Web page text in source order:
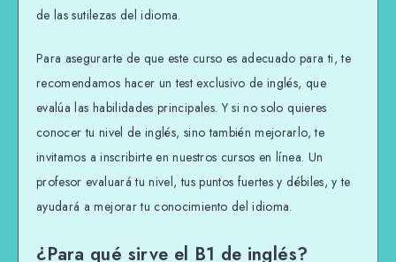
de las sutilezas del idioma.
Para asegurarte de que este curso es adecuado para ti, te
recomendamos hacer un test exclusivo de inglés, que
evalúa las habilidades principales. Y si no solo quieres
conocer tu nivel de inglés, sino también mejorarlo, te
invitamos a inscribirte en nuestros cursos en línea. Un
profesor evaluará tu nivel, tus puntos fuertes y débiles, y te
ayudará a mejorar tu conocimiento del idioma.
¿Para qué sirve el B1 de inglés?